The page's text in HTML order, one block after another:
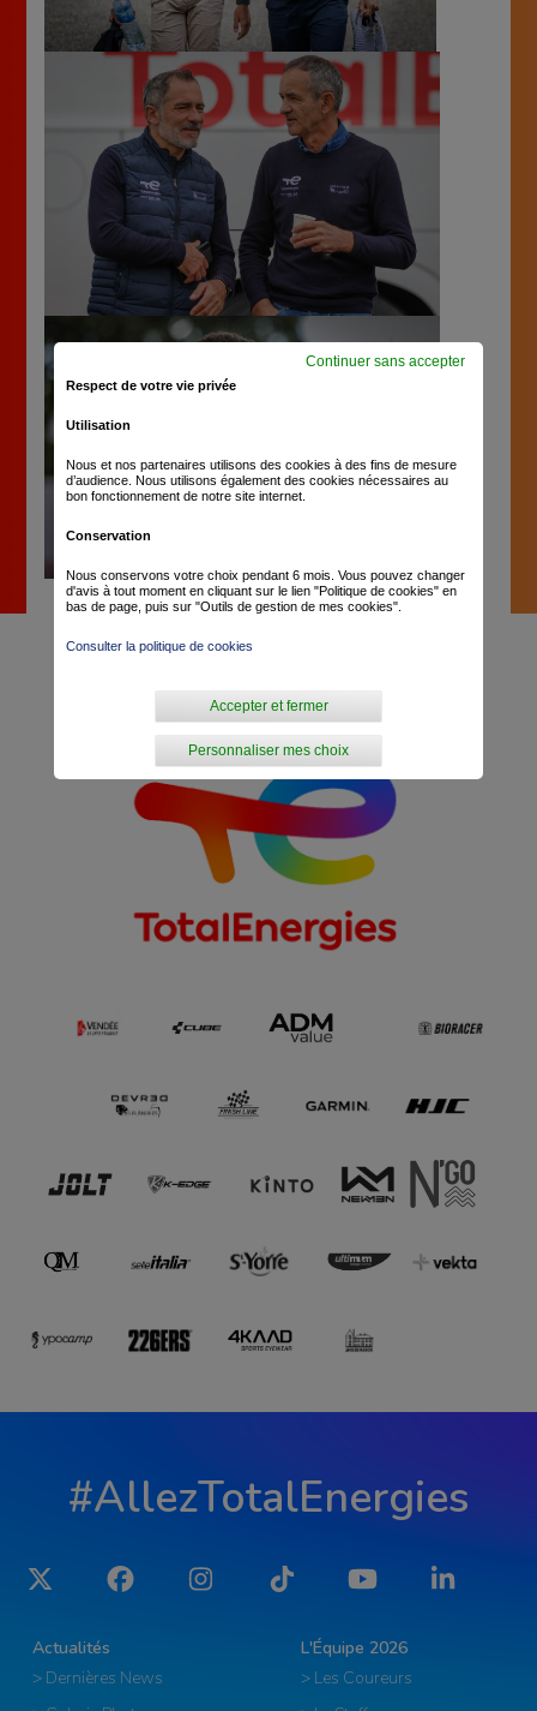
#AllezTotalEnergies
Twitter Facebook Instagram Tiktok YouTube LinkedIn
Actualités
> Dernières News
L'Équipe 2026
> Les Coureurs
Respect de votre vie privée
Utilisation
Nous et nos partenaires utilisons des cookies à des fins de mesure
d’audience. Nous utilisons également des cookies nécessaires au
bon fonctionnement de notre site internet.
Conservation
Nous conservons votre choix pendant 6 mois. Vous pouvez changer
d'avis à tout moment en cliquant sur le lien "Politique de cookies" en
bas de page, puis sur "Outils de gestion de mes cookies".
Consulter la politique de cookies
Personnaliser mes choix
Accepter et fermer
Continuer sans accepter